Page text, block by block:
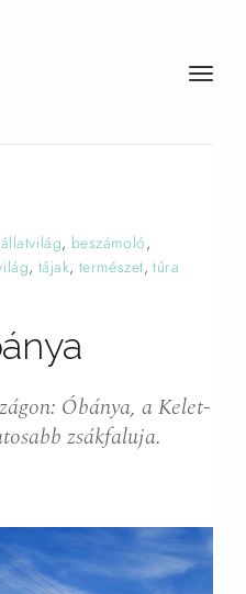
t
i
állatvilág, beszámoló,
, tájak, természet,túra
Óbánya, a Kelet-
zsákfaluja.